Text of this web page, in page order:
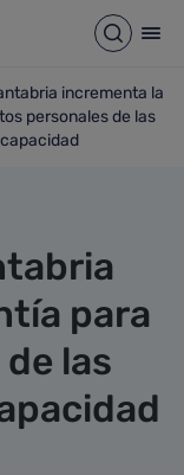
Abrir
de migas
incrementa la
personales de las
para
las